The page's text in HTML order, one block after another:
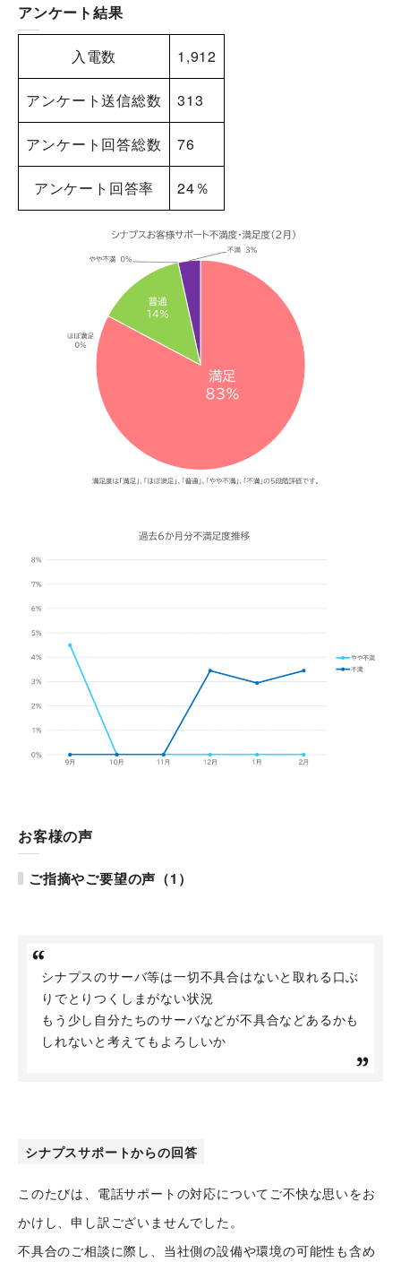
アンケート結果
入電数 1,912
アンケート送信総数 313
アンケート回答総数 76
アンケート回答率 24％
お客様の声
ご指摘やご要望の声（1）
シナプスのサーバ等は一切不具合はないと取れる口ぶ
りでとりつくしまがない状況
もう少し自分たちのサーバなどが不具合などあるかも
しれないと考えてもよろしいか
シナプスサポートからの回答
このたびは、電話サポートの対応についてご不快な思いをお
かけし、申し訳ございませんでした。
不具合のご相談に際し、当社側の設備や環境の可能性も含め
シナプストップへ